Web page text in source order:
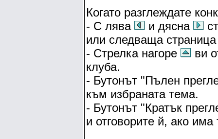
Когато разглеждате
- С лява
и дясна
или следваща
- Стрелка нагоре
ви
клуба.
- Бутонът "Пълен
към избраната тема.
- Бутонът "Кратък
и отговорите й, ако има